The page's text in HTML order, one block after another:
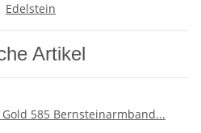
Edelstein
Artikel